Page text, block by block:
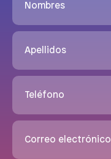
Nombres
Apellidos
Teléfono
Correo electrónico